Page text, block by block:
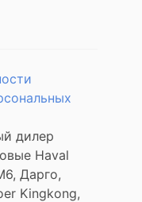
дилер
Haval
Дарго,
Kingkong,